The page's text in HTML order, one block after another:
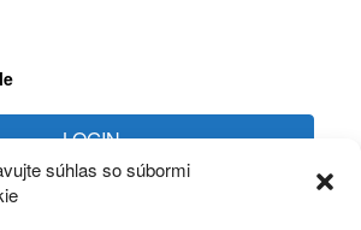
súhlas so súbormi
LOGIN